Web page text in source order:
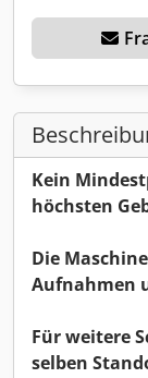
Kein
höchsten
Die
Aufnahmen
Für weitere
selben